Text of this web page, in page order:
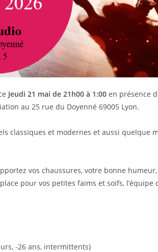
Jeudi 21 mai de 21h00 à 1:00 en présence
au 25 rue du Doyenné 69005 Lyon.
classiques et modernes et aussi quelque
vos chaussures, votre bonne
pour vos petites faims et soifs, l’équipe
-26 ans, intermittents)